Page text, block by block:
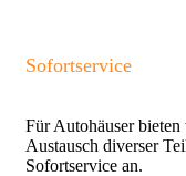
Sofortservice
Für Autohäuser
Austausch diverser
Sofortservice an.